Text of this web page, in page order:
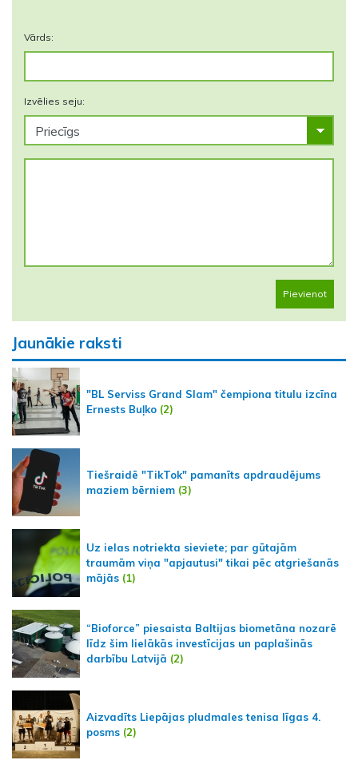
Vārds:
Izvēlies seju:
Pievienot
Jaunākie raksti
"BL Serviss Grand Slam" čempiona titulu izcīna
Ernests Buļko (2)
Tiešraidē "TikTok" pamanīts apdraudējums
maziem bērniem (3)
Uz ielas notriekta sieviete; par gūtajām
traumām viņa "apjautusi" tikai pēc atgriešanās
mājās (1)
“Bioforce” piesaista Baltijas biometāna nozarē
līdz šim lielākās investīcijas un paplašinās
darbību Latvijā (2)
Aizvadīts Liepājas pludmales tenisa līgas 4.
posms (2)